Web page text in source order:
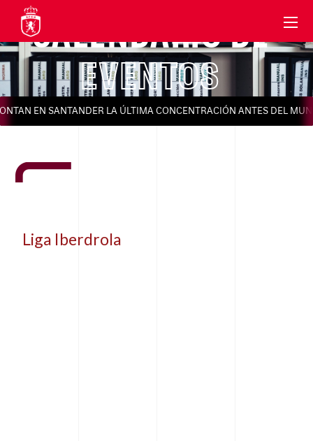
CALENDARIO DE
EVENTOS
EN SANTANDER LA ÚLTIMA CONCENTRACIÓN ANTES DEL
Liga Iberdrola